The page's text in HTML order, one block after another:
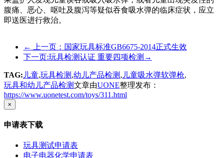
腹痛、恶心、呕吐及腹泻等疑似吞食吸水弹的临床症状，应立
即送医进行救治。
← 上一页：国家玩具标准GB6675-2014正式生效
下一页:玩具检测认证 重要四项检测 →
TAG: 儿童,玩具检测 ,幼儿产品检测 , 儿童吸水弹软弹枪,
玩具和幼儿产品检测文章由UONE整理发布：
https://www.uonetest.com/toys/311.html
×
申请表下载
玩具测试申请表
电子电器化学申请表